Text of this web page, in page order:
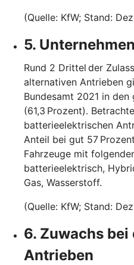
(Quelle: KfW; Stand:
5.
Rund 2 Drittel der
alternativen Antrieben
Bundesamt 2021 in
(61,3 Prozent).
batterieelektrischen
Anteil bei gut 57
Fahrzeuge mit
batterieelektrisch,
Gas, Wasserstoff.
(Quelle: KfW; Stand:
6. Zuwachs
Antrieben